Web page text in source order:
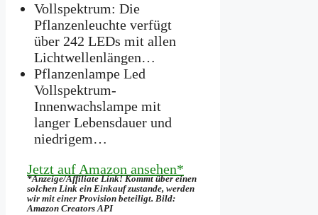
Vollspektrum: Die
Pflanzenleuchte verfügt
über 242 LEDs mit allen
Lichtwellenlängen…
Pflanzenlampe Led
Vollspektrum-
Innenwachslampe mit
langer Lebensdauer und
niedrigem…
Jetzt auf Amazon ansehen*
*Anzeige/Affiliate Link! Kommt über einen
solchen Link ein Einkauf zustande, werden
wir mit­ einer Provision beteiligt. Bild:
Amazon Creators API